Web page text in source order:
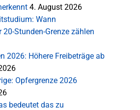
4. August 2026
Wann
Stunden-Grenze zählen
2026: Höhere Freibeträge ab
Opfergrenze 2026
bedeutet das zu